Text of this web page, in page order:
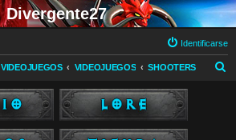
Divergente27
Identificarse
VIDEOJUEGOS VIDEOJUEGOS SHOOTERS